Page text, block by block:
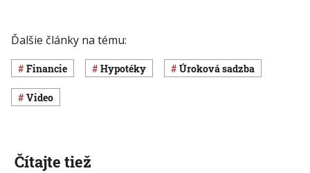
Ďalšie články na tému:
Financie hypotéky úroková sadzba
Video
Čítajte tiež